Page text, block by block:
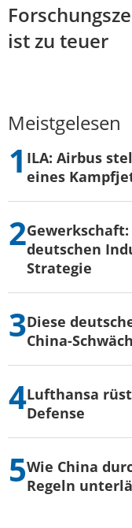
ist zu teuer
Meistgelesen
ILA: Airbus
eines
deutschen
Strategie
Diese
China-
Lufthansa
Defense
Wie China
Regeln